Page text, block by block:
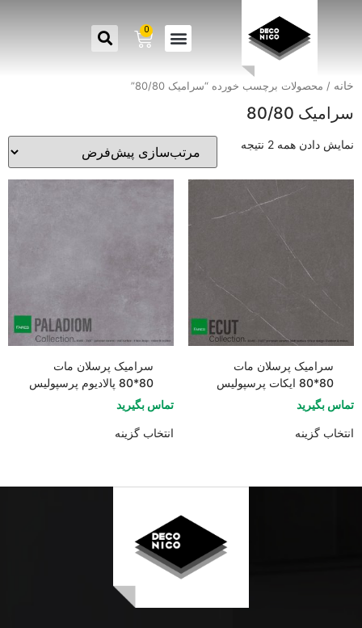
0
خانه / محصولات برچسب خورده “سرامیک 80/80”
سرامیک 80/80
نمایش دادن همه 2 نتیجه
سرامیک پرسلان مات
80*80 ایکات پرسپولیس
تماس بگیرید
انتخاب گزینه
سرامیک پرسلان مات
80*80 پالادیوم پرسپولیس
تماس بگیرید
انتخاب گزینه